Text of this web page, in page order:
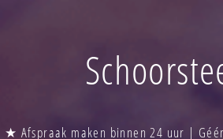
★ Afspraak maken binnen 24 uur |